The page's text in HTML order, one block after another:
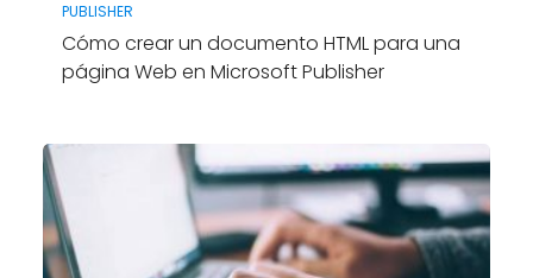
PUBLISHER
Cómo crear un documento HTML para una
página Web en Microsoft Publisher